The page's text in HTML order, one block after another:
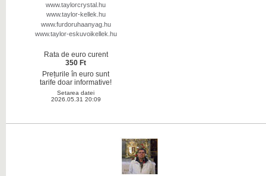
www.taylorcrystal.hu
www.taylor-kellek.hu
www.furdoruhaanyag.hu
www.taylor-eskuvoikellek.hu
Rata de euro curent
350 Ft
Prețurile în euro sunt
tarife doar informative!
Setarea datei
2026.05.31 20:09